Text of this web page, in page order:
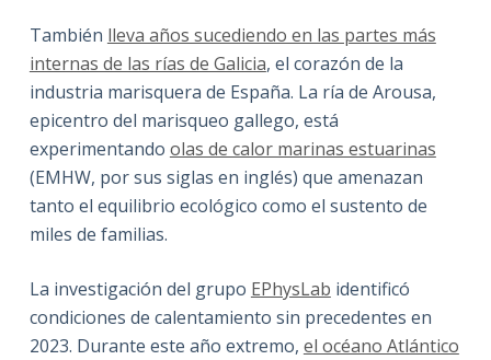
También lleva años sucediendo en las partes más
internas de las rías de Galicia, el corazón de la
industria marisquera de España. La ría de Arousa,
epicentro del marisqueo gallego, está
experimentando olas de calor marinas estuarinas
(EMHW, por sus siglas en inglés) que amenazan
tanto el equilibrio ecológico como el sustento de
miles de familias.
La investigación del grupo EPhysLab identificó
condiciones de calentamiento sin precedentes en
2023. Durante este año extremo, el océano Atlántico